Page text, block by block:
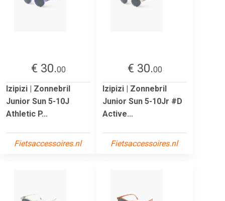
€ 30.00
Izipizi | Zonnebril
Junior Sun 5-10J
Athletic P...
Fietsaccessoires.nl
€ 30.00
Izipizi | Zonnebril
Junior Sun 5-10Jr #D
Active...
Fietsaccessoires.nl